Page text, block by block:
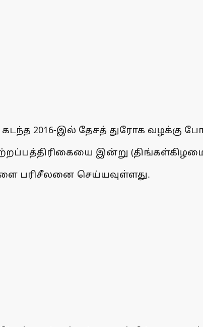
2016-இல் தேசத் துரோக வழக்கு
இன்று
பரிசீலனை செய்யவுள்ளது.